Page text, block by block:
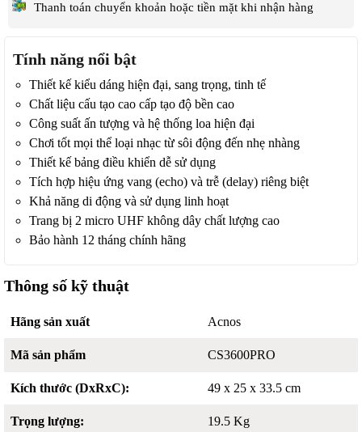
Thanh toán chuyển khoản hoặc tiền mặt khi nhận hàng
Tính năng nổi bật
Thiết kế kiểu dáng hiện đại, sang trọng, tinh tế
Chất liệu cấu tạo cao cấp tạo độ bền cao
Công suất ấn tượng và hệ thống loa hiện đại
Chơi tốt mọi thể loại nhạc từ sôi động đến nhẹ nhàng
Thiết kế bảng điều khiển dễ sử dụng
Tích hợp hiệu ứng vang (echo) và trễ (delay) riêng biệt
Khả năng di động và sử dụng linh hoạt
Trang bị 2 micro UHF không dây chất lượng cao
Bảo hành 12 tháng chính hãng
Thông số kỹ thuật
Hãng sản xuất Acnos
Mã sản phẩm CS3600PRO
Kích thước (DxRxC): 49 x 25 x 33.5 cm
Trọng lượng: 19.5 Kg